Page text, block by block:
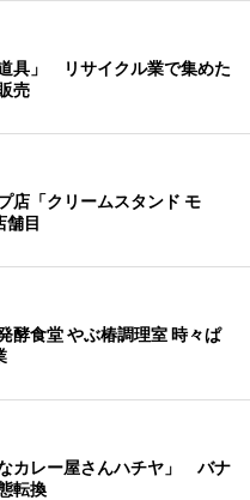
具」 リサイクル業で集めた
売
店「クリームスタンド モ
目
酵食堂 やぶ椿調理室 時々ぱ
カレー屋さんハチヤ」 バナ
転換